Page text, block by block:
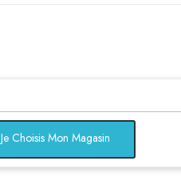
Je Choisis Mon Magasin